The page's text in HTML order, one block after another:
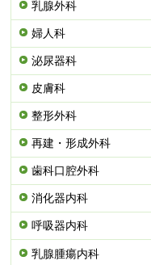
乳腺外科
婦人科
泌尿器科
皮膚科
整形外科
再建・形成外科
歯科口腔外科
消化器内科
呼吸器内科
乳腺腫瘍内科